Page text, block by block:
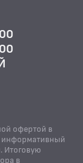
офертой в
информативный
Итоговую
в